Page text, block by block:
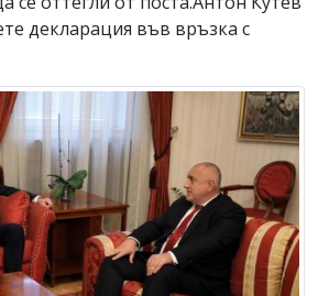
декларация във връзка с